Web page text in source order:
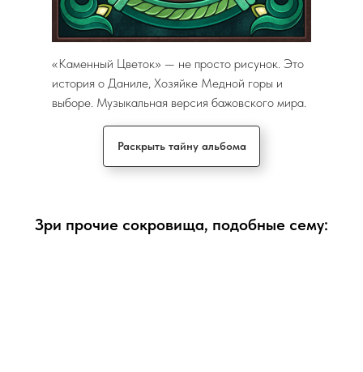
«Каменный Цветок» — не просто рисунок. Это
история о Даниле, Хозяйке Медной горы и
выборе. Музыкальная версия бажовского мира.
Раскрыть тайну альбома
Зри прочие сокровища, подобные сему: